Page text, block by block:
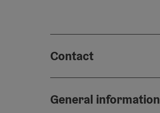
Contact
General information